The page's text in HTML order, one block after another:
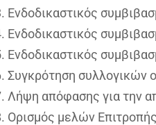
Ενδοδικαστικός
Ενδοδικαστικός
Ενδοδικαστικός
Συγκρότηση συλλογικών
Λήψη απόφασης για την
Ορισμός μελών